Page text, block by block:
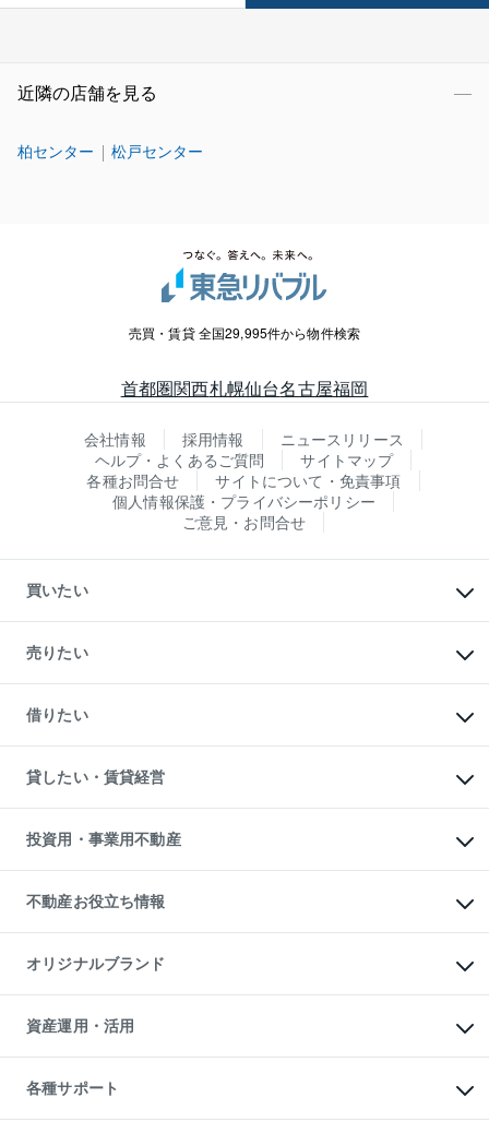
近隣の店舗を見る
柏センター 松戸センター
売買・賃貸 全国29,995件から物件検索
首都圏関西札幌仙台名古屋福岡
会社情報 採用情報
ニュースリリース
ヘルプ・よくあるご質問
サイトマップ
各種お問合せ
サイトについて・免責事項
個人情報保護・プライバシーポリシー
ご意見・お問合せ
買いたい
新築・分譲マンションの購入
中古マンションの購入
一戸建ての購入
中古一戸建ての購入
不動産購入の流れ
注目キーワード物件特集
購入ガイド
English 繁体中文簡体中文
売りたい
一戸建ての売却・査定
土地の売却・査定
スピードAI査定
不動産査定について
不動産売却の流れ
不動産買換えの流れ
売却ガイド
借りたい
オフィス・店舗の賃貸
借りるときの流れ
借りるガイド
貸したい・賃貸経営
マンション賃料データ
賃貸管理プラン
リロケーションについて
貸すガイド
投資用・事業用不動産
事業用不動産
マンション投資
投資用マンション
アパート経営
収益物件
ビル購入（ビル一棟）
投資用不動産の売却査定
事業用不動産の売却査定
不動産お役立ち情報
マンションライブラリー
人気マンションランキング
暮らしに役立つ不動産メディア
不動産相場・不動産価格情報
不動産コラム・ニュース
不動産用語集
不動産なんでもネット相談室
住まいの税金
オリジナルブランド
一棟リノベーションマンション
L`GENTE（ルジェンテ）
区分リノベーションマンション
投資用一棟レジデンスWELL
資産運用・活用
不動産M&A
アセットマネジメント・出資
各種サポート